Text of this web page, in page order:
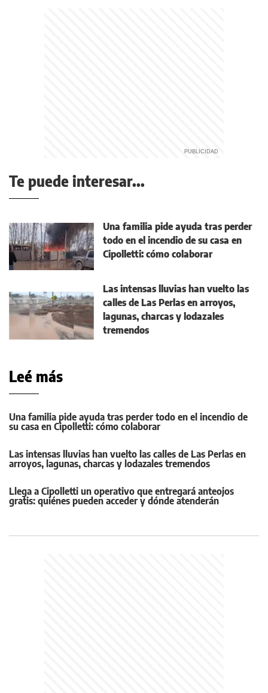
Te puede interesar...
Una familia pide ayuda tras perder
todo en el incendio de su casa en
Cipolletti: cómo colaborar
Las intensas lluvias han vuelto las
calles de Las Perlas en arroyos,
lagunas, charcas y lodazales
tremendos
Leé más
Una familia pide ayuda tras perder todo en el incendio de
su casa en Cipolletti: cómo colaborar
Las intensas lluvias han vuelto las calles de Las Perlas en
arroyos, lagunas, charcas y lodazales tremendos
Llega a Cipolletti un operativo que entregará anteojos
gratis: quiénes pueden acceder y dónde atenderán